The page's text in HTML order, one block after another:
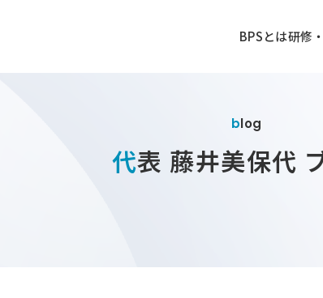
BPSとは研修
blog
代表 藤井美保代